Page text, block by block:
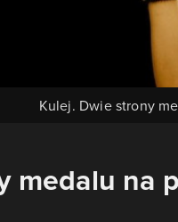
Kulej. Dwie strony
medalu na